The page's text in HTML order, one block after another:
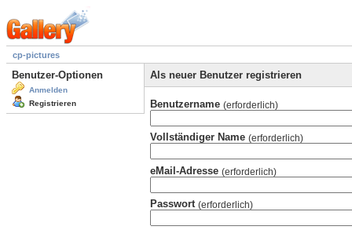
cp-pictures
Benutzer-Optionen
Anmelden
Registrieren
Als neuer Benutzer registrieren
Benutzername (erforderlich)
Vollständiger Name (erforderlich)
eMail-Adresse (erforderlich)
Passwort (erforderlich)